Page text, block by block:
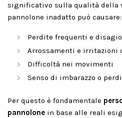
significativo sulla qualità della
pannolone inadatto può causare:
Perdite frequenti e disagio
Arrossamenti e irritazioni
Difficoltà nei movimenti
Senso di imbarazzo o
Per questo è fondamentale
pannolone in base alle reali